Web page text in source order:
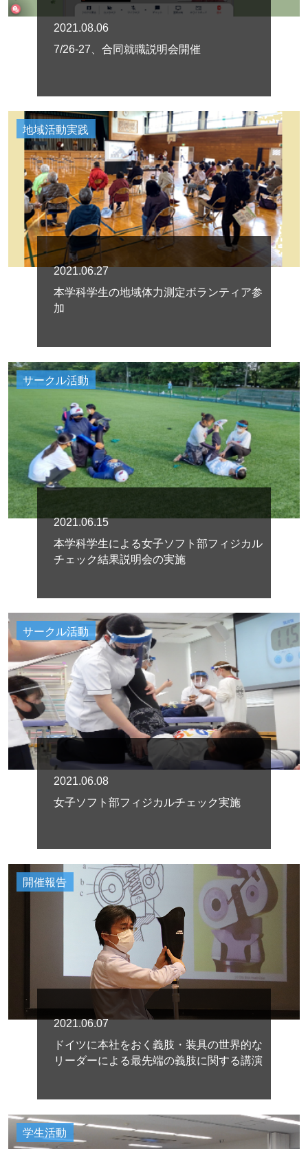
2021.08.06
7/26-27、合同就職説明会開催
地域活動実践
2021.06.27
本学科学生の地域体力測定ボランティア参
加
サークル活動
2021.06.15
本学科学生による女子ソフト部フィジカル
チェック結果説明会の実施
サークル活動
2021.06.08
女子ソフト部フィジカルチェック実施
開催報告
2021.06.07
ドイツに本社をおく義肢・装具の世界的な
リーダーによる最先端の義肢に関する講演
学生活動